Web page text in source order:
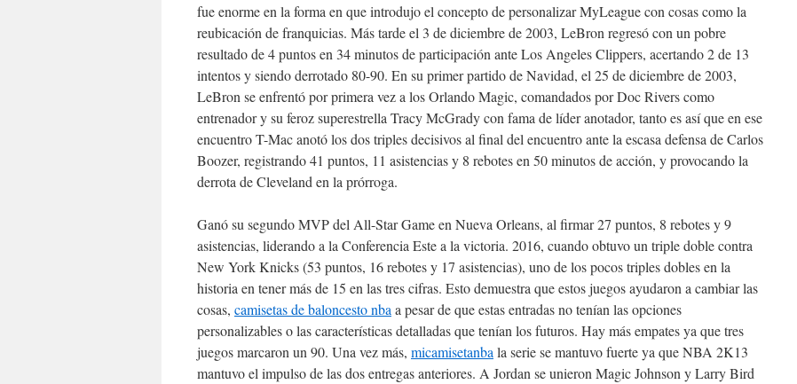
fue enorme en la forma en que introdujo el concepto de personalizar MyLeague con cosas como la
reubicación de franquicias. Más tarde el 3 de diciembre de 2003, LeBron regresó con un pobre
resultado de 4 puntos en 34 minutos de participación ante Los Angeles Clippers, acertando 2 de 13
intentos y siendo derrotado 80-90. En su primer partido de Navidad, el 25 de diciembre de 2003,
LeBron se enfrentó por primera vez a los Orlando Magic, comandados por Doc Rivers como
entrenador y su feroz superestrella Tracy McGrady con fama de líder anotador, tanto es así que en ese
encuentro T-Mac anotó los dos triples decisivos al final del encuentro ante la escasa defensa de Carlos
Boozer, registrando 41 puntos, 11 asistencias y 8 rebotes en 50 minutos de acción, y provocando la
derrota de Cleveland en la prórroga.
Ganó su segundo MVP del All-Star Game en Nueva Orleans, al firmar 27 puntos, 8 rebotes y 9
asistencias, liderando a la Conferencia Este a la victoria. 2016, cuando obtuvo un triple doble contra
New York Knicks (53 puntos, 16 rebotes y 17 asistencias), uno de los pocos triples dobles en la
historia en tener más de 15 en las tres cifras. Esto demuestra que estos juegos ayudaron a cambiar las
cosas, camisetas de baloncesto nba a pesar de que estas entradas no tenían las opciones
personalizables o las características detalladas que tenían los futuros. Hay más empates ya que tres
juegos marcaron un 90. Una vez más, micamisetanba la serie se mantuvo fuerte ya que NBA 2K13
mantuvo el impulso de las dos entregas anteriores. A Jordan se unieron Magic Johnson y Larry Bird